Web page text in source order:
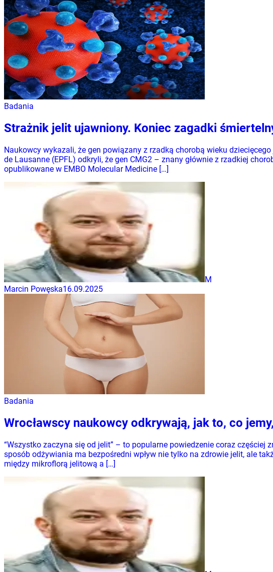
Badania
Strażnik jelit ujawniony. Koniec zagadki
Naukowcy wykazali, że gen powiązany z rzadką chorobą wieku
de Lausanne (EPFL) odkryli, że gen CMG2 – znany głównie z rzadkiej
opublikowane w EMBO Molecular Medicine […]
M
Marcin Powęska16.09.2025
Badania
Wrocławscy naukowcy odkrywają, jak to, co
“Wszystko zaczyna się od jelit” – to popularne powiedzenie coraz
sposób odżywiania ma bezpośredni wpływ nie tylko na zdrowie jelit, ale
między mikroflorą jelitową a […]